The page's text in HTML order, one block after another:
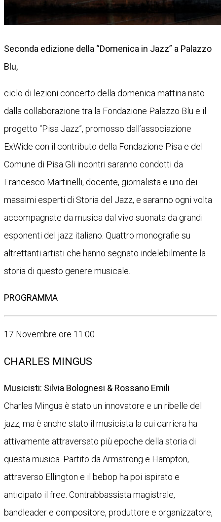
Seconda edizione della “Domenica in Jazz” a Palazzo
Blu,
ciclo di lezioni concerto della domenica mattina nato
dalla collaborazione tra la Fondazione Palazzo Blu e il
progetto “Pisa Jazz”, promosso dall’associazione
ExWide con il contributo della Fondazione Pisa e del
Comune di Pisa Gli incontri saranno condotti da
Francesco Martinelli, docente, giornalista e uno dei
massimi esperti di Storia del Jazz, e saranno ogni volta
accompagnate da musica dal vivo suonata da grandi
esponenti del jazz italiano. Quattro monografie su
altrettanti artisti che hanno segnato indelebilmente la
storia di questo genere musicale.
PROGRAMMA
17 Novembre ore 11:00
CHARLES MINGUS
Musicisti: Silvia Bolognesi & Rossano Emili
Charles Mingus è stato un innovatore e un ribelle del
jazz, ma è anche stato il musicista la cui carriera ha
attivamente attraversato più epoche della storia di
questa musica. Partito da Armstrong e Hampton,
attraverso Ellington e il bebop ha poi ispirato e
anticipato il free. Contrabbassista magistrale,
bandleader e compositore, produttore e organizzatore,